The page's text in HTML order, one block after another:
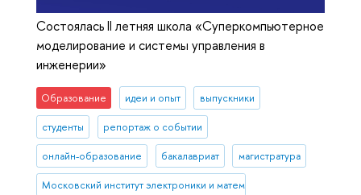
Состоялась II летняя школа «Суперкомпьютерное
моделирование и системы управления в
инженерии»
Образование идеи и опыт выпускники
студенты репортаж о событии
онлайн-образование бакалавриат магистратура
Московский институт электроники и математики им. А.Н. Тихонова